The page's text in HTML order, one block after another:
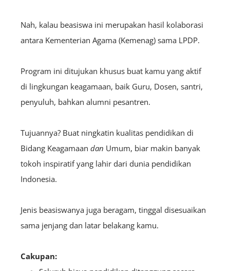
Nah, kalau beasiswa ini merupakan hasil kolaborasi
antara Kementerian Agama (Kemenag) sama LPDP.
Program ini ditujukan khusus buat kamu yang aktif
di lingkungan keagamaan, baik Guru, Dosen, santri,
penyuluh, bahkan alumni pesantren.
Tujuannya? Buat ningkatin kualitas pendidikan di
Bidang Keagamaan dan Umum, biar makin banyak
tokoh inspiratif yang lahir dari dunia pendidikan
Indonesia.
Jenis beasiswanya juga beragam, tinggal disesuaikan
sama jenjang dan latar belakang kamu.
Cakupan: